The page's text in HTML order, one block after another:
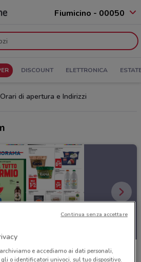
Fiumicino - 00050
DISCOUNT ELETTRONICA
di apertura e Indirizzi
e accediamo ai dati personali,
o identificatori univoci, sul tuo dispositivo.
Continua senza accettare